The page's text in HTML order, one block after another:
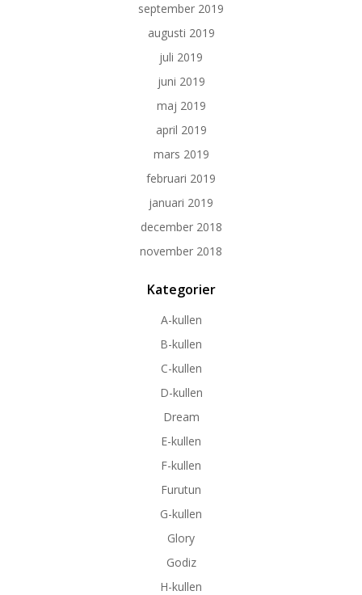
september 2019
augusti 2019
juli 2019
juni 2019
maj 2019
april 2019
mars 2019
februari 2019
januari 2019
december 2018
november 2018
Kategorier
A-kullen
B-kullen
C-kullen
D-kullen
Dream
E-kullen
F-kullen
Furutun
G-kullen
Glory
Godiz
H-kullen